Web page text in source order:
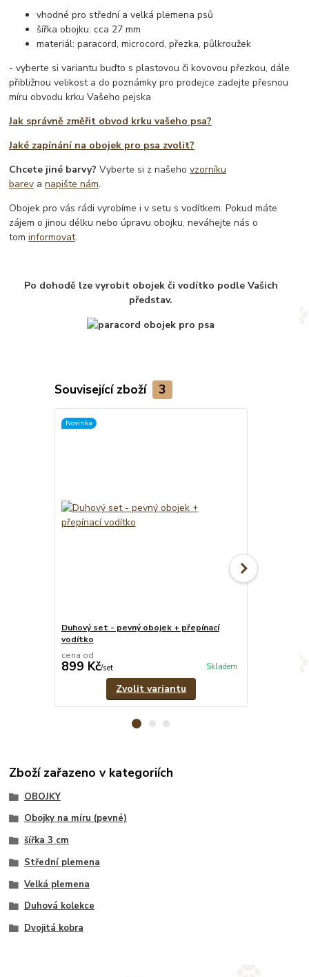
vhodné pro střední a velká plemena psů
šířka obojku: cca 27 mm
materiál: paracord, microcord, přezka, půlkroužek
- vyberte si variantu buďto s plastovou či kovovou přezkou, dále
přibližnou velikost a do poznámky pro prodejce zadejte přesnou
míru obvodu krku Vašeho pejska
Jak správně změřit obvod krku vašeho psa?
Jaké zapínání na obojek pro psa zvolit?
Chcete jiné barvy? Vyberte si z našehovzorníku
barev anapište nám.
Obojek pro vás rádi vyrobíme i v setu s vodítkem. Pokud máte
zájem o jinou délku nebo úpravu obojku, neváhejte nás o
tominformovat.
Po dohodě lze vyrobit obojek či vodítko podle Vašich
představ.
Související zboží 3
Novinka
Duhový set - pevný obojek + přepínací
vodítko
cena od
899 Kč/set Skladem
Zvolit variantu
Zboží zařazeno v kategoriích
OBOJKY
Obojky na míru (pevné)
šířka 3 cm
Střední plemena
Velká plemena
Duhová kolekce
Dvojitá kobra